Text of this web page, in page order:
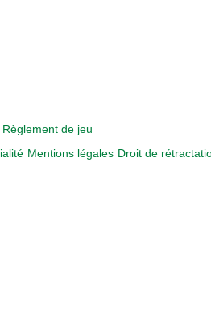
Règlement de jeu
Mentions légales Droit de